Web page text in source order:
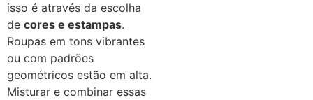
isso é através da escolha
de cores e estampas.
Roupas em tons vibrantes
ou com padrões
geométricos estão em alta.
Misturar e combinar essas